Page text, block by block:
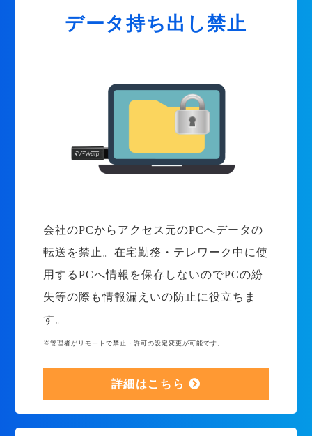
データ持ち出し禁止
会社のPCからアクセス元のPCへデータの
転送を禁止。在宅勤務・テレワーク中に使
用するPCへ情報を保存しないのでPCの紛
失等の際も情報漏えいの防止に役立ちま
す。
※管理者がリモートで禁止・許可の設定変更が可能です。
詳細はこちら